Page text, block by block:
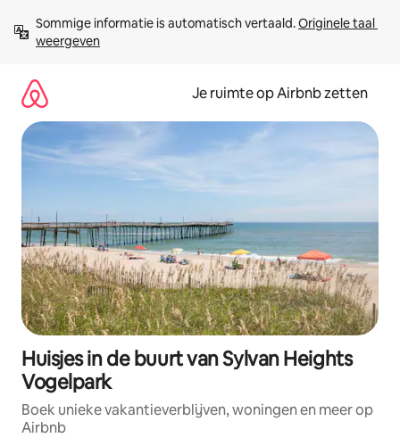
direct
naar
Sommige informatie is automatisch vertaald. Originele taal
weergeven
Je ruimte op Airbnb zetten
Huisjes in de buurt van Sylvan Heights
Vogelpark
Boek unieke vakantieverblijven, woningen en meer op
Airbnb